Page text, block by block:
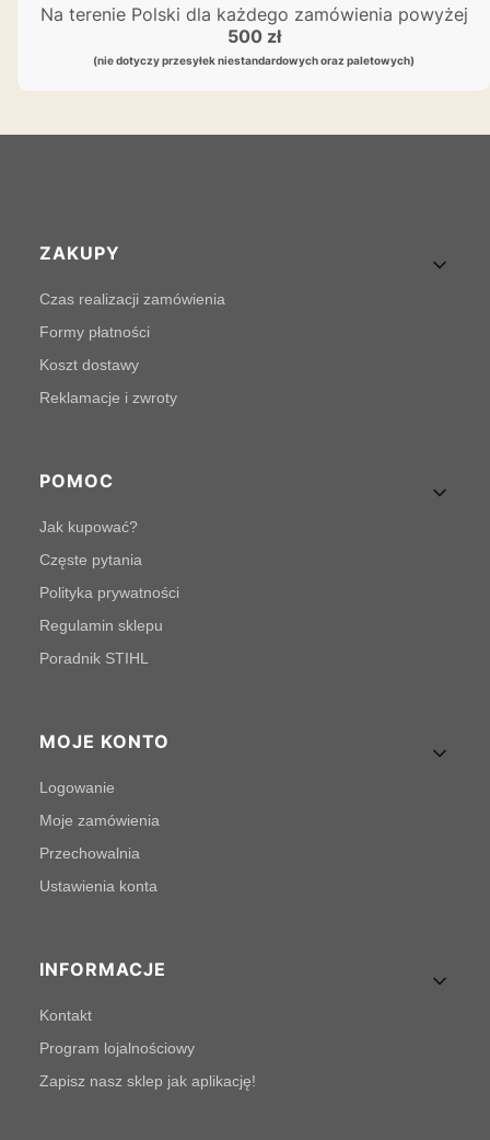
Na terenie Polski dla każdego zamówienia powyżej
500 zł
(nie dotyczy przesyłek niestandardowych oraz paletowych)
Linki w stopce
ZAKUPY
Czas realizacji zamówienia
Formy płatności
Koszt dostawy
Reklamacje i zwroty
POMOC
Jak kupować?
Częste pytania
Polityka prywatności
Regulamin sklepu
Poradnik STIHL
MOJE KONTO
Logowanie
Moje zamówienia
Przechowalnia
Ustawienia konta
INFORMACJE
Kontakt
Program lojalnościowy
Zapisz nasz sklep jak aplikację!